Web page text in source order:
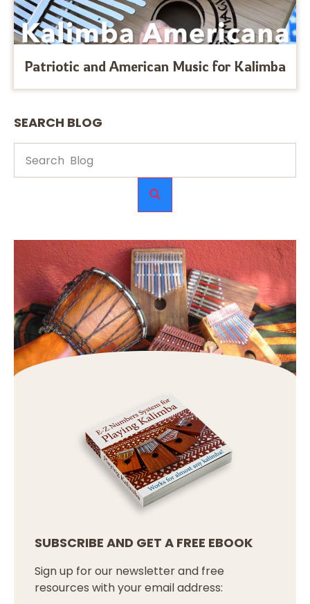
Patriotic and American Music for Kalimba
SEARCH BLOG
SUBSCRIBE AND GET A FREE EBOOK
Sign up for our newsletter and free
resources with your email address: